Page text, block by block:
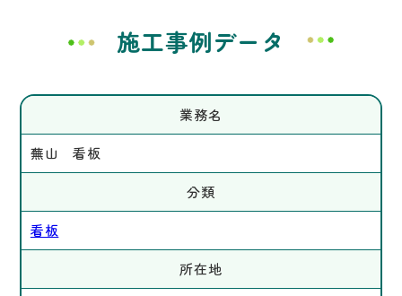
施工事例データ
業務名
蕪山 看板
分類
看板
所在地